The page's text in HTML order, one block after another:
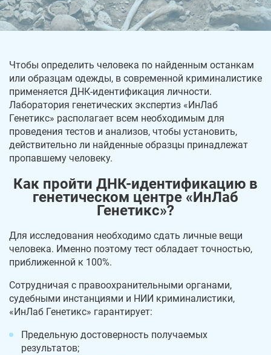
Чтобы определить человека по найденным останкам
или образцам одежды, в современной криминалистике
применяется ДНК-идентификация личности.
Лаборатория генетических экспертиз «ИнЛаб
Генетикс» располагает всем необходимым для
проведения тестов и анализов, чтобы установить,
действительно ли найденные образцы принадлежат
пропавшему человеку.
Как пройти ДНК-идентификацию в
генетическом центре «ИнЛаб
Генетикс»?
Для исследования необходимо сдать личные вещи
человека. Именно поэтому тест обладает точностью,
приближенной к 100%.
Сотрудничая с правоохранительными органами,
судебными инстанциями и НИИ криминалистики,
«ИнЛаб Генетикс» гарантирует:
Предельную достоверность получаемых
результатов;